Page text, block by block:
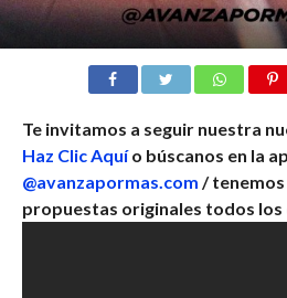
Te invitamos a seguir nuestra
Haz Clic Aquío búscanos en la
@avanzapormas.com /
propuestas originales todos los